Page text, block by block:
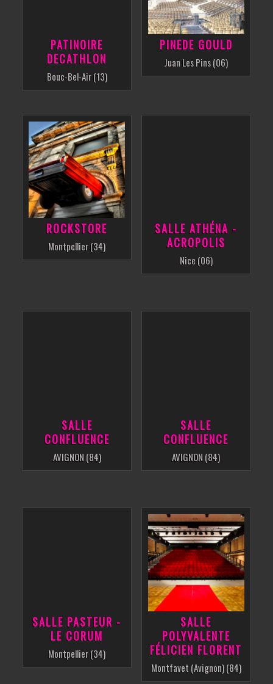
PATINOIRE
DECATHLON
Bouc-Bel-Air (13)
PINEDE GOULD
Juan Les Pins (06)
ROCKSTORE
Montpellier (34)
SALLE ATHÉNA -
ACROPOLIS
Nice (06)
SALLE
CONFLUENCE
AVIGNON (84)
SALLE
CONFLUENCE
AVIGNON (84)
SALLE PASTEUR -
LE CORUM
Montpellier (34)
SALLE
POLYVALENTE
FÉLICIEN FLORENT
Montfavet (Avignon) (84)